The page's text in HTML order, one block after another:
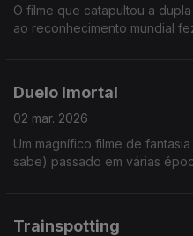
O filme que catapultou a
ao reconhecimento mundial
Duelo Imortal
02 mar. 2026
Um magnífico filme de
sabe) passado em várias
Trainspotting